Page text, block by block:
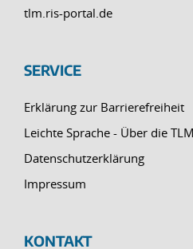
tlm.ris-portal.de
SERVICE
Erklärung zur Barrierefreiheit
Leichte Sprache - Über die TLM
Datenschutzerklärung
Impressum
KONTAKT